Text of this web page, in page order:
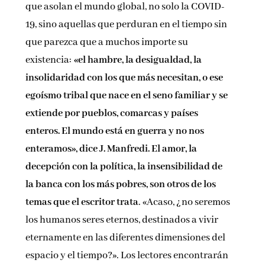
que asolan el mundo global, no solo la COVID-
19, sino aquellas que perduran en el tiempo sin
que parezca que a muchos importe su
existencia:«el hambre, la desigualdad, la
insolidaridad con los que más necesitan, o ese
egoísmo tribal que nace en el seno familiar y se
extiende por pueblos, comarcas y países
enteros. El mundo está en guerra y no nos
enteramos», dice J. Manfredi. El amor, la
decepción con la política, la insensibilidad de
la banca con los más pobres, son otros de los
temas que el escritor trata. «Acaso, ¿no seremos
los humanos seres eternos, destinados a vivir
eternamente en las diferentes dimensiones del
espacio y el tiempo?». Los lectores encontrarán